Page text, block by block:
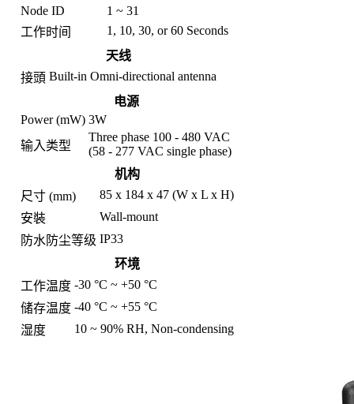
Node ID
1 ~ 31
工作时间
1, 10, 30, or 60 Seconds
天线
接頭 Built-in Omni-directional antenna
电源
Power (mW) 3W
输入类型
Three phase 100 - 480 VAC
(58 - 277 VAC single phase)
机构
尺寸 (mm)
85 x 184 x 47 (W x L x H)
安裝
Wall-mount
防水防尘等级 IP33
环境
工作温度 -30 °C ~ +50 °C
储存温度 -40 °C ~ +55 °C
湿度
10 ~ 90% RH, Non-condensing